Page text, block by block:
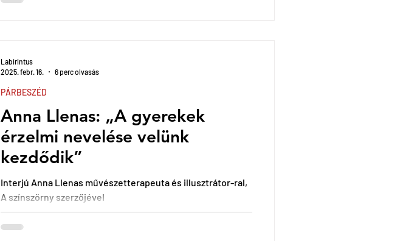
Anna Llenas: „A gyerekek
érzelmi nevelése velünk
kezdődik”
Interjú Anna Llenas művészetterapeuta és illusztrátor-ral,
A színszörny szerzőjével
PÁRBESZÉD
Labirintus
2025. febr. 16.
6 perc olvasás